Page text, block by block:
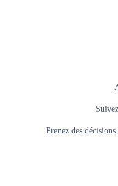
Prenez des